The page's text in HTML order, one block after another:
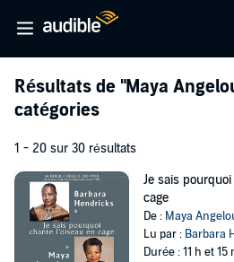
Résultats de "Maya
catégories
1 - 20 sur 30 résultats
Je sais
cage
De : Maya
Lu par : Barbara
Durée : 11 h et 15